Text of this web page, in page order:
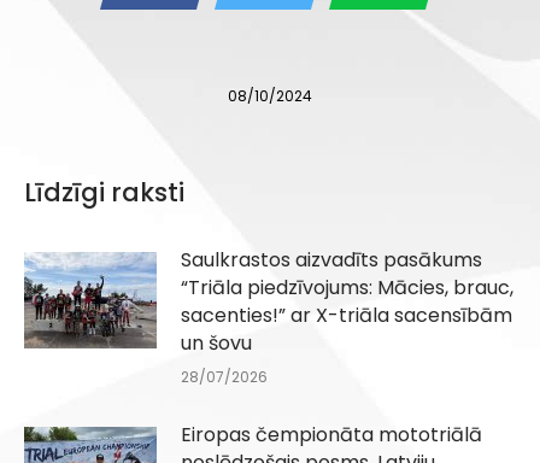
08/10/2024
Līdzīgi raksti
Saulkrastos aizvadīts pasākums
“Triāla piedzīvojums: Mācies, brauc,
sacenties!” ar X-triāla sacensībām
un šovu
28/07/2026
Eiropas čempionāta mototriālā